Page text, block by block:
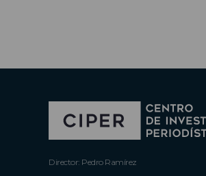
Director: Pedro Ramírez